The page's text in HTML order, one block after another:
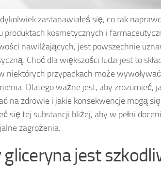
zastanawiałeś się, co tak
produktach kosmetycznych i
nawilżających, jest powszechnie
Choć dla większości ludzi jest to
niektórych przypadkach może
Dlatego ważne jest, aby zrozumieć,
na zdrowie i jakie konsekwencje mogą
się tej substancji bliżej, aby w pełni
zagrożenia.
gliceryna jest